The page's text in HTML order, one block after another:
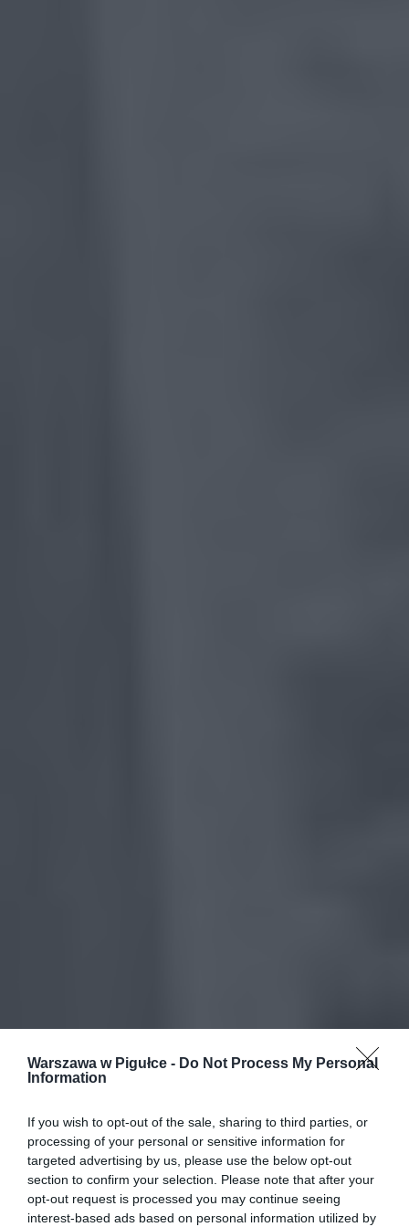
Warszawa w Pigułce - Do Not Process My Personal
Information
If you wish to opt-out of the sale, sharing to third parties, or
processing of your personal or sensitive information for
targeted advertising by us, please use the below opt-out
section to confirm your selection. Please note that after your
opt-out request is processed you may continue seeing
interest-based ads based on personal information utilized by